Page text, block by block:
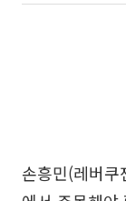
손흥민(레버